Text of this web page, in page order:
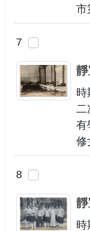
市
第
7
時
二
有
修
校
8
時